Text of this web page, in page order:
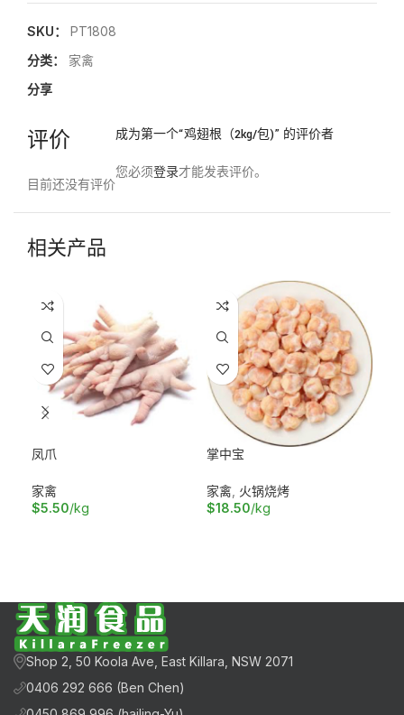
SKU： PT1808
分类：
家禽
分享
评价
目前还没有评价
成为第一个“鸡翅根（2kg/包)” 的评价者
您必须登录才能发表评价。
相关产品
凤爪
家禽
$5.50/kg
掌中宝
家禽 火锅烧烤
$18.50/kg
Shop 2, 50 Koola Ave, East Killara, NSW 2071
0406 292 666 (Ben Chen)